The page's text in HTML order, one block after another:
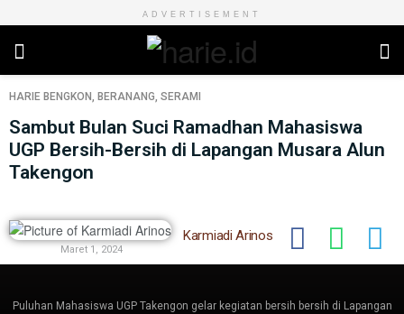
ADVERTISEMENT
HARIE BENGKON, BERANANG, SERAMI
Sambut Bulan Suci Ramadhan Mahasiswa
UGP Bersih-Bersih di Lapangan Musara Alun
Takengon
Karmiadi Arinos
Maret 1, 2024
Puluhan Mahasiswa UGP Takengon gelar kegiatan bersih bersih di Lapangan